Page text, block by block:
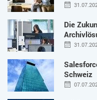
Die
Schweiz